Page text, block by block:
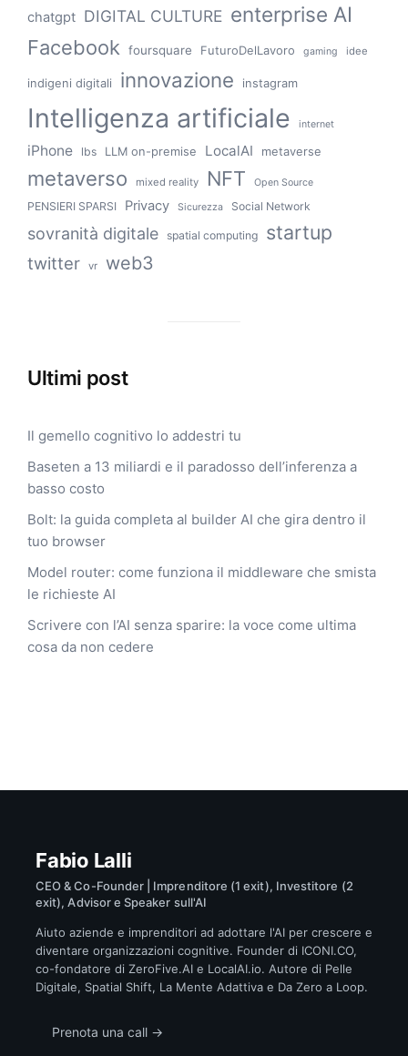
chatgpt DIGITAL CULTURE enterprise AI
Facebook foursquare FuturoDelLavoro gaming idee
indigeni digitali innovazione instagram
Intelligenza artificiale internet
iPhone lbs LLM on-premise LocalAI metaverse
metaverso mixed reality NFT Open Source
PENSIERI SPARSI Privacy Sicurezza Social Network
sovranità digitale spatial computing startup
twitter vr web3
Ultimi post
Il gemello cognitivo lo addestri tu
Baseten a 13 miliardi e il paradosso dell’inferenza a
basso costo
Bolt: la guida completa al builder AI che gira dentro il
tuo browser
Model router: come funziona il middleware che smista
le richieste AI
Scrivere con l’AI senza sparire: la voce come ultima
cosa da non cedere
Fabio Lalli
CEO & Co-Founder | Imprenditore (1 exit), Investitore (2
exit), Advisor e Speaker sull'AI
Aiuto aziende e imprenditori ad adottare l'AI per crescere e
diventare organizzazioni cognitive. Founder di ICONI.CO,
co-fondatore di ZeroFive.AI e LocalAI.io. Autore di Pelle
Digitale, Spatial Shift, La Mente Adattiva e Da Zero a Loop.
Prenota una call →